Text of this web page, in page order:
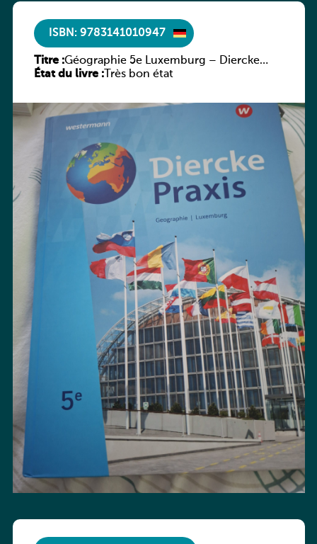
ISBN: 9783141010947
Titre :Géographie 5e Luxemburg – Diercke
Praxis
État du livre :Très bon état